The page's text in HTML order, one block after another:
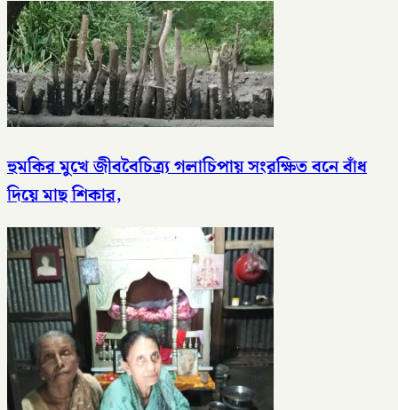
হুমকির মুখে জীববৈচিত্র্য গলাচিপায় সংরক্ষিত বনে বাঁধ
দিয়ে মাছ শিকার,